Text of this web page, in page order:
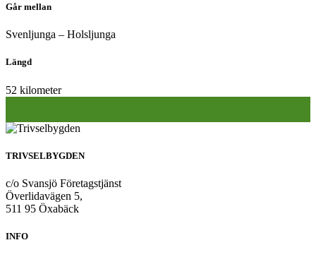
Går mellan
Svenljunga – Holsljunga
Längd
52 kilometer
TRIVSELBYGDEN
c/o Svansjö Företagstjänst
Överlidavägen 5,
511 95 Öxabäck
INFO